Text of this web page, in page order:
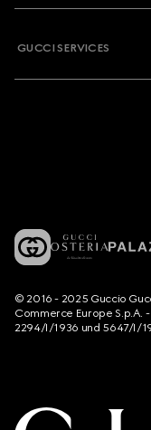
GUCCI SERVICES
© 2016 - 2025 Guccio
Commerce Europe S.p.A. -
2294/I/1936 und 5647/I/